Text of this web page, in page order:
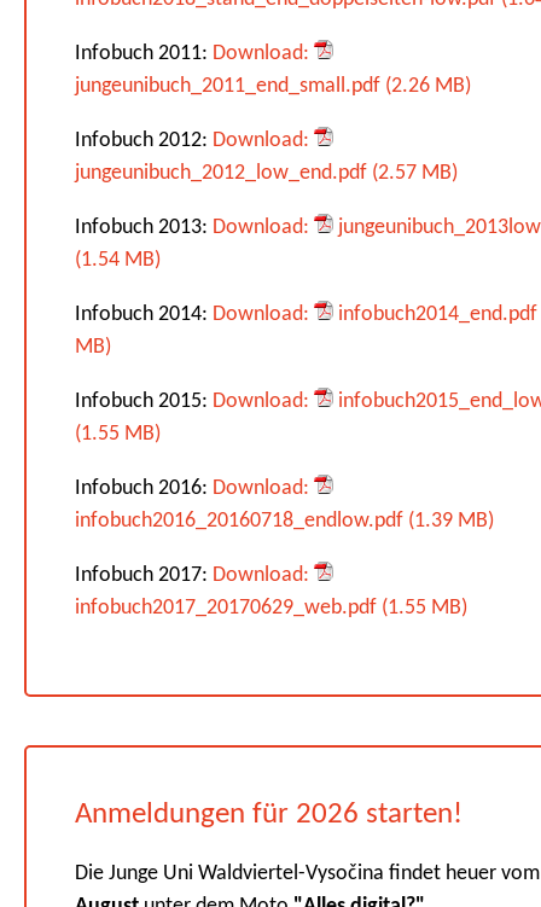
Infobuch 2011: Download:
jungeunibuch_2011_end_small.pdf (2.26 MB)
Infobuch 2012: Download:
jungeunibuch_2012_low_end.pdf (2.57 MB)
Infobuch 2013: Download:
(1.54 MB)
Infobuch 2014: Download:
infobuch2014_end.pdf
MB)
Infobuch 2015: Download:
(1.55 MB)
Infobuch 2016: Download:
infobuch2016_20160718_endlow.pdf (1.39 MB)
Infobuch 2017: Download:
infobuch2017_20170629_web.pdf (1.55 MB)
Anmeldungen für 2026 starten!
Die Junge Uni Waldviertel-Vysočina findet heuer